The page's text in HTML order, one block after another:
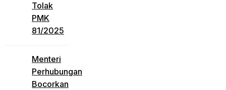
Tolak
PMK
81/2025
Menteri
Perhubungan
Bocorkan